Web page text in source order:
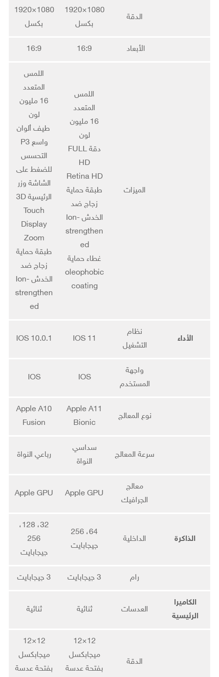
الدقة
1080×1920
بكسل
1080×1920
بكسل
الأبعاد 16:9
16:9
الميزات
اللمس
المتعدد
16 مليون
لون
دقة FULL
HD
Retina HD
طبقة حماية
زجاج ضد
الخدش Ion-
strengthen
ed
غطاء حماية
oleophobic
coating
اللمس
المتعدد
16 مليون
لون
طيف ألوان
واسع P3
التحسس
للضغط على
الشاشة وزر
الرئيسية 3D
Touch
Display
Zoom
طبقة حماية
زجاج ضد
الخدش Ion-
strengthen
ed
الأداء
نظام
التشغيل
IOS 11
IOS 10.0.1
واجهة
المستخدم
IOS
IOS
نوع المعالج
Apple A11
Bionic
Apple A10
Fusion
سرعة المعالج
سداسي
النواة
رباعي النواة
معالج
الجرافيك
Apple GPU
Apple GPU
الذاكرة الداخلية
64، 256
جيجابايت
32، 128،
256
جيجابايت
رام 3 جيجابايت 3 جيجابايت
الكاميرا
الرئيسية
العدسات ثنائية ثنائية
الدقة
12×12
ميجابكسل
بفتحة عدسة
12×12
ميجابكسل
بفتحة عدسة